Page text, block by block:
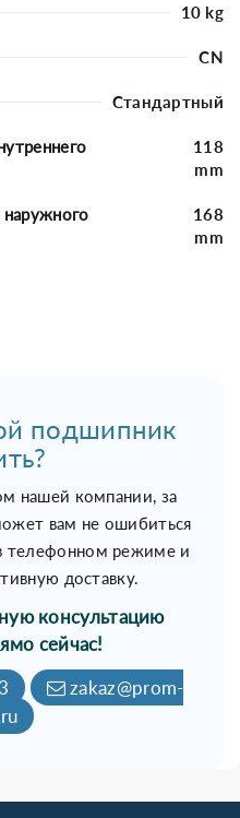
10 kg
CN
Стандартный
118
mm
168
mm
подшипник
нашей компании, за
вам не ошибиться
телефонном режиме и
доставку.
консультацию
сейчас!
zakaz@prom-